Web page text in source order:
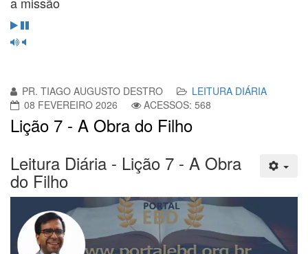
PR. TIAGO AUGUSTO DESTRO
LEITURA DIÁRIA
08 FEVEREIRO 2026
ACESSOS: 568
Lição 7 - A Obra do Filho
Leitura Diária - Lição 7 - A Obra
do Filho